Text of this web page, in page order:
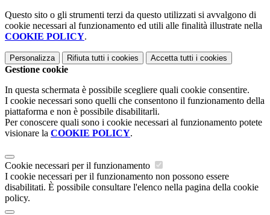
Questo sito o gli strumenti terzi da questo utilizzati si avvalgono di
cookie necessari al funzionamento ed utili alle finalità illustrate nella
COOKIE POLICY.
Personalizza Rifiuta tutti i cookies Accetta tutti i cookies
Gestione cookie
In questa schermata è possibile scegliere quali cookie consentire.
I cookie necessari sono quelli che consentono il funzionamento della
piattaforma e non è possibile disabilitarli.
Per conoscere quali sono i cookie necessari al funzionamento potete
visionare la COOKIE POLICY.
Cookie necessari per il funzionamento
I cookie necessari per il funzionamento non possono essere
disabilitati. È possibile consultare l'elenco nella pagina della cookie
policy.